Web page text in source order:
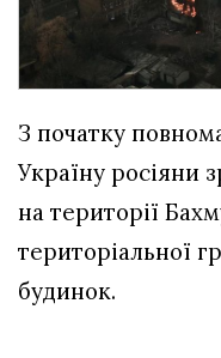
З початку
Україну росіяни
на території
територіальної
будинок.